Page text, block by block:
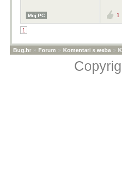
Moj PC 1
1
Bug.hr » Forum » Komentari s weba »